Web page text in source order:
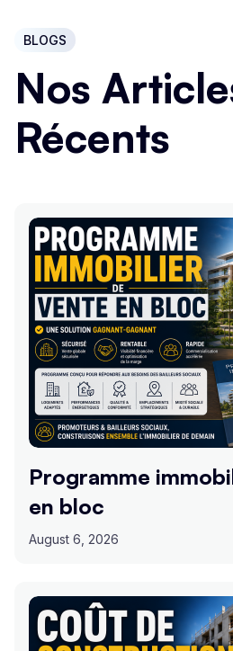
BLOGS
Nos
Récents
Programme
en bloc
August 6, 2026